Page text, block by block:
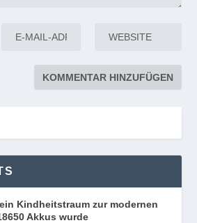
Kindheitstraum zur modernen
Akkus wurde